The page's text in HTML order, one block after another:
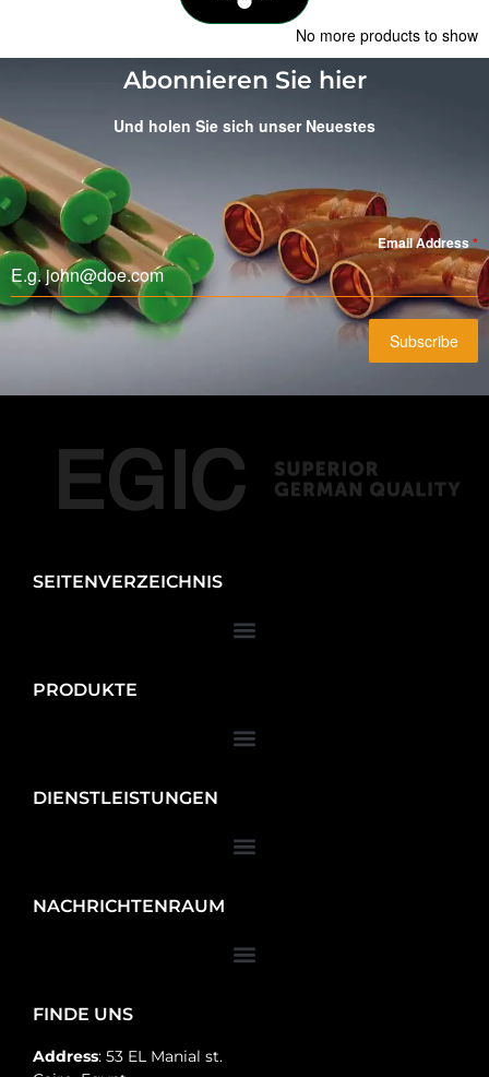
No more products to show
Abonnieren Sie hier
Und holen Sie sich unser Neuestes
Email Address*
Subscribe
SEITENVERZEICHNIS
PRODUKTE
DIENSTLEISTUNGEN
NACHRICHTENRAUM
FINDE UNS
Address: 53 EL Manial st.